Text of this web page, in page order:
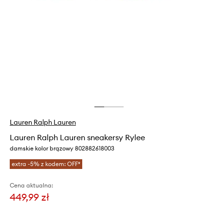
Lauren Ralph Lauren
Lauren Ralph Lauren sneakersy Rylee
damskie kolor brązowy 802882618003
extra -5% z kodem: OFF*
Cena aktualna:
449,99 zł